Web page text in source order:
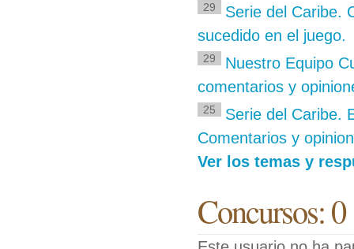
29
Serie del Caribe.
sucedido en el juego.
29
Nuestro Equipo
comentarios y
25
Serie del Caribe.
Comentarios y
Ver los temas y
Concursos: 0